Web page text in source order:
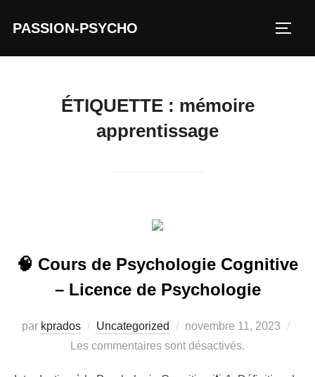
PASSION-PSYCHO
ÉTIQUETTE : mémoire
apprentissage
🧠 Cours de Psychologie Cognitive
– Licence de Psychologie
par kprados Uncategorized
Publié
le
novembre 11, 2023
Les commentaires sont désactivés.